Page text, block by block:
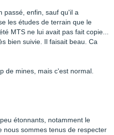
passé, enfin, sauf qu'il a
les études de terrain que le
MTS ne lui avait pas fait copie...
bien suivie. Il faisait beau. Ca
de mines, mais c'est normal.
étonnants, notamment le
nous sommes tenus de respecter